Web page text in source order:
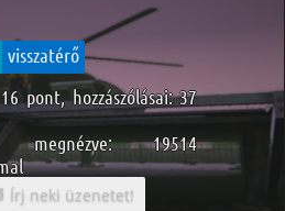
visszatérő
pont, hozzászólásai: 37
megnézve: 19514
Írj neki üzenetet!